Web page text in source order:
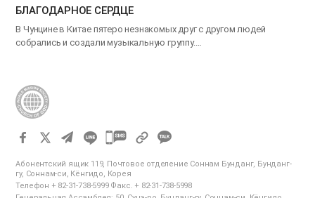
БЛАГОДАРНОЕ СЕРДЦЕ
В Чунцине в Китае пятеро незнакомых друг с другом людей
собрались и создали музыкальную группу.…
카
오
톡
Абонентский ящик 119, Почтовое отделение Соннам Бунданг, Бунданг-
гу, Соннам-си, Кёнгидо, Корея
Телефон + 82-31-738-5999 Факс. + 82-31-738-5998